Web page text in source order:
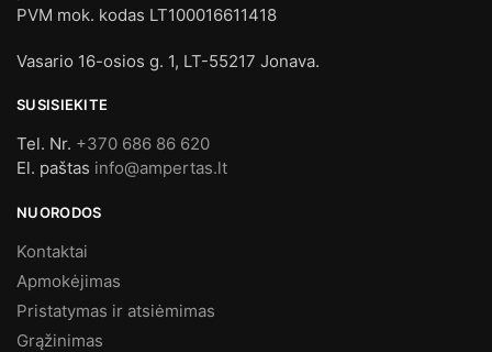
PVM mok. kodas LT100016611418
Vasario 16-osios g. 1, LT-55217 Jonava.
SUSISIEKITE
Tel. Nr. +370 686 86 620
El. paštas info@ampertas.lt
NUORODOS
Kontaktai
Apmokėjimas
Pristatymas ir atsiėmimas
Grąžinimas